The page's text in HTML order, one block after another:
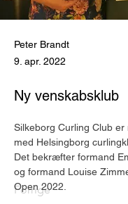
Peter Brandt
9. apr. 2022
Ny venskabsklub
Forrige
Silkeborg Curling Club
med Helsingborg
Det bekræfter formand
og formand Louise
Open 2022.